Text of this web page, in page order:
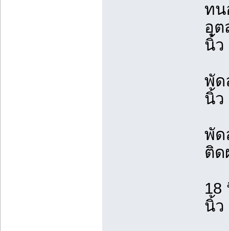
ทน
อุต
นิ้ว
พัด
นิ้ว
พัด
ติด
18
นิ้ว